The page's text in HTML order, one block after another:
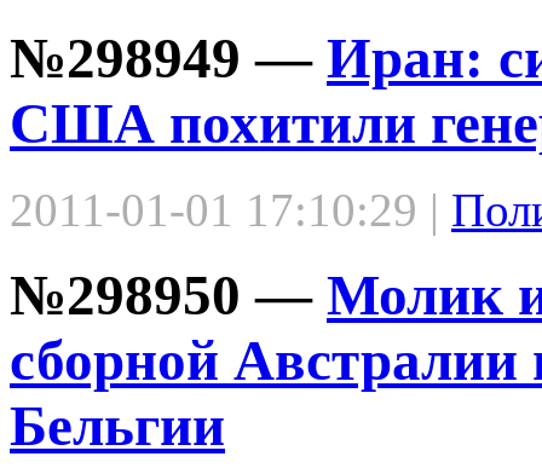
№298949 — Иран:
США похитили
2011-01-01 17:10:29 |
№298950 — Молик
сборной Австралии
Бельгии